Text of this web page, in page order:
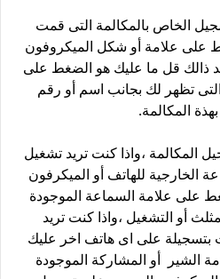
الخاص بالمكالمة التى قمت
على علامة أو شكل الميكروفون
ذالك قل ما عليك هو الضغط على
التى تظهر لك بجانب اسم أو رقم
المكالمة.
المكالمة ،واذا كنت تريد تشغيل
الخارجية للهاتف أو الميكرفون
على علامة السماعة الموجودة
أو التشغيل ،واذا كنت تريد
على اى هاتف اخر عليك
الشير أو المشاركة الموجودة